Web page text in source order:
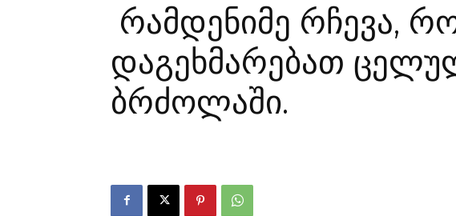
რამდენიმე რჩევა,
დაგეხმარებათ
ბრძოლაში.